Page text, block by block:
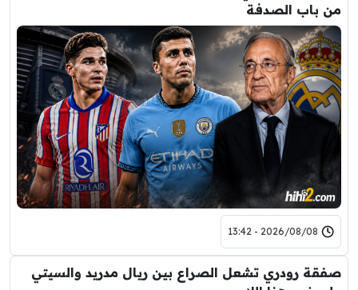
من باب الصدفة
2026/08/08 - 13:42
صفقة رودري تشعل الصراع بين ريال مدريد والسيتي